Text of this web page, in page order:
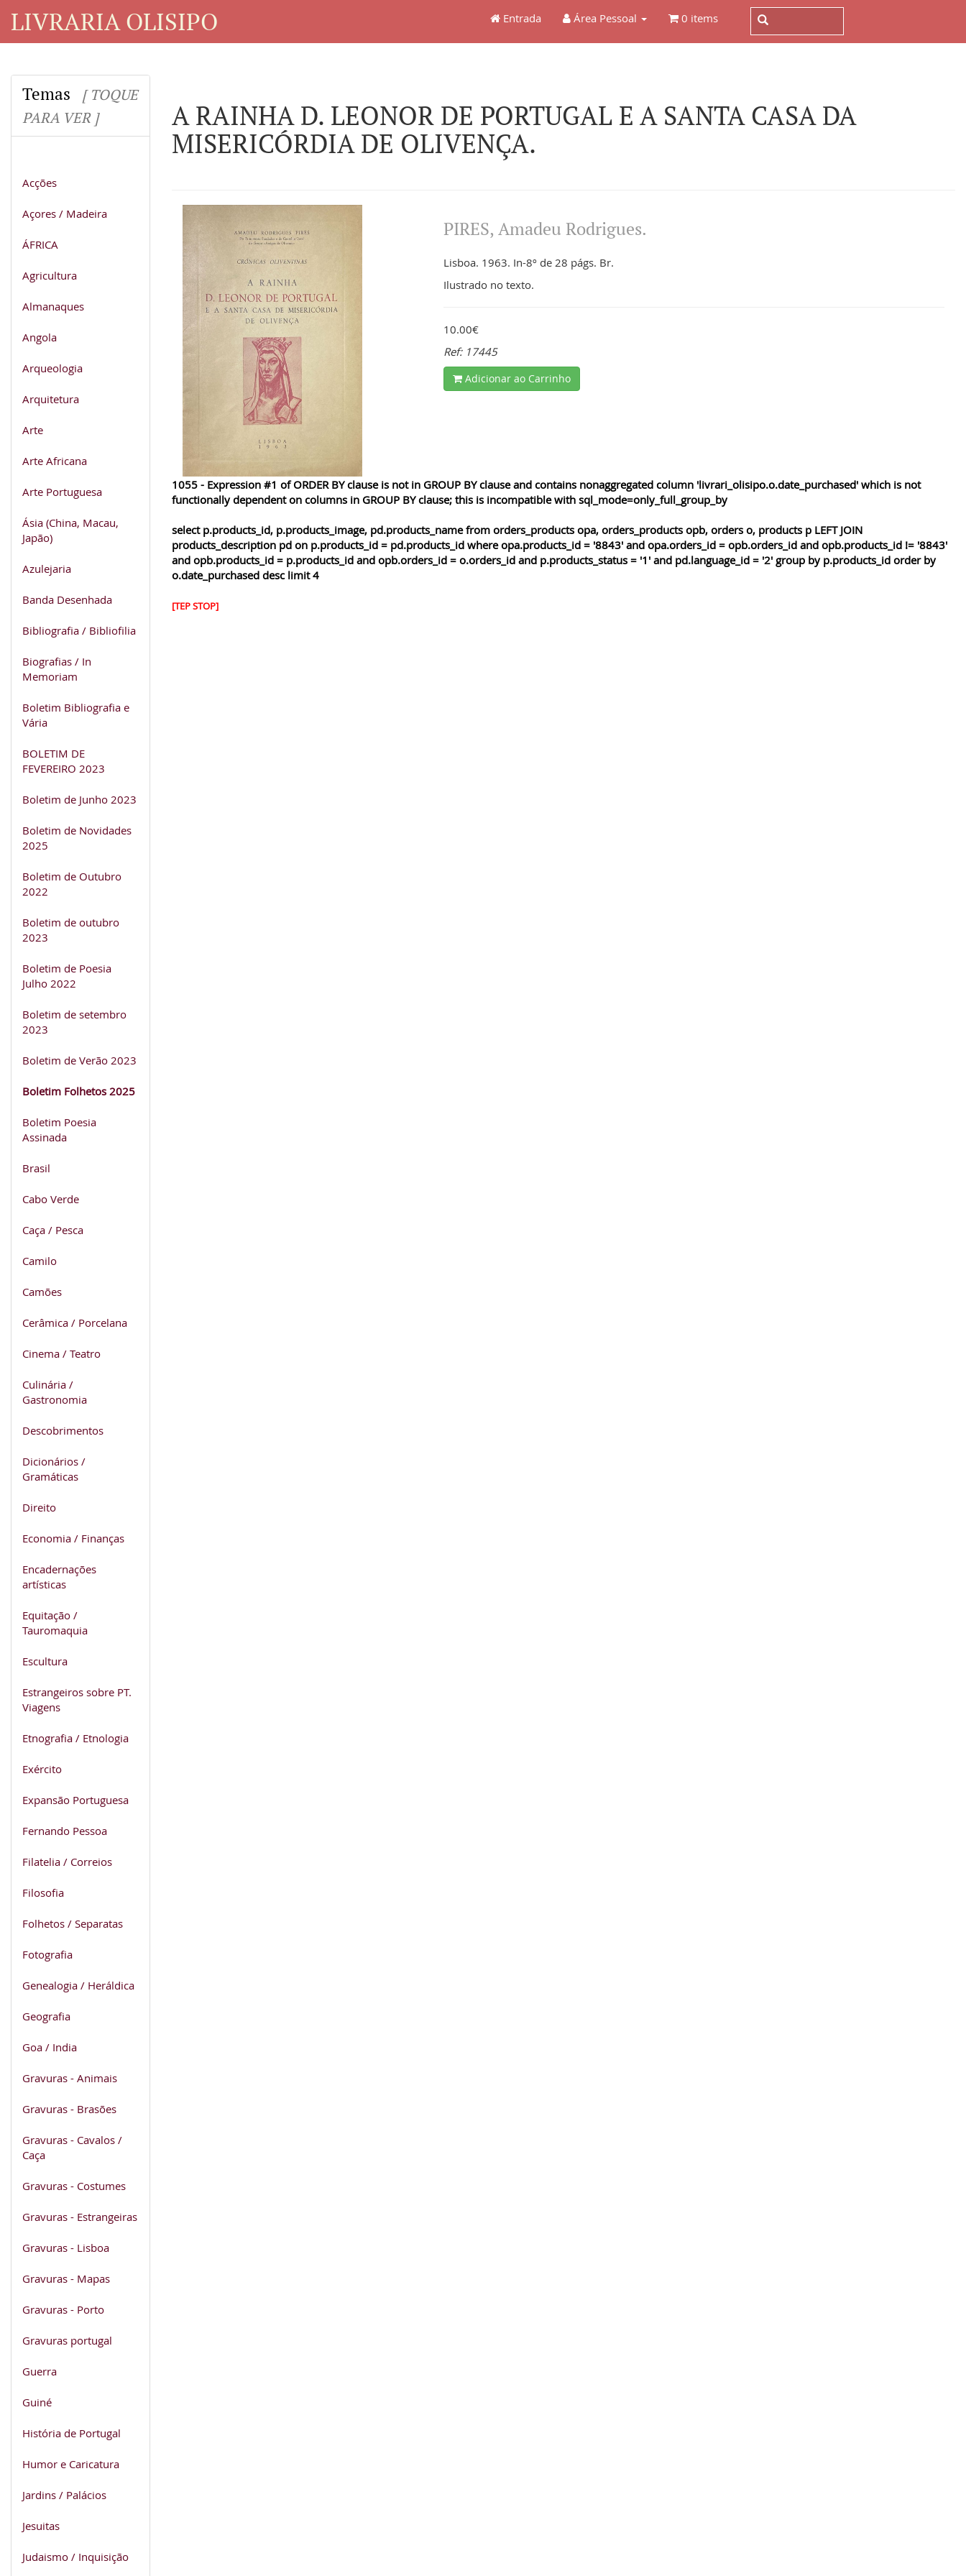
LIVRARIA OLISIPO Entrada Área Pessoal 0 items
Temas
[ TOQUE
PARA VER ]
Acções
Açores / Madeira
ÁFRICA
Agricultura
Almanaques
Angola
Arqueologia
Arquitetura
Arte
Arte Africana
Arte Portuguesa
Ásia (China, Macau,
Japão)
Azulejaria
Banda Desenhada
Bibliografia / Bibliofilia
Biografias / In
Memoriam
Boletim Bibliografia e
Vária
BOLETIM DE
FEVEREIRO 2023
Boletim de Junho 2023
Boletim de Novidades
2025
Boletim de Outubro
2022
Boletim de outubro
2023
Boletim de Poesia
Julho 2022
Boletim de setembro
2023
Boletim de Verão 2023
Boletim Folhetos 2025
Boletim Poesia
Assinada
Brasil
Cabo Verde
Caça / Pesca
Camilo
Camões
Cerâmica / Porcelana
Cinema / Teatro
Culinária /
Gastronomia
Descobrimentos
Dicionários /
Gramáticas
Direito
Economia / Finanças
Encadernações
artísticas
Equitação /
Tauromaquia
Escultura
Estrangeiros sobre PT.
Viagens
Etnografia / Etnologia
Exército
Expansão Portuguesa
Fernando Pessoa
Filatelia / Correios
Filosofia
Folhetos / Separatas
Fotografia
Genealogia / Heráldica
Geografia
Goa / India
Gravuras - Animais
Gravuras - Brasões
Gravuras - Cavalos /
Caça
Gravuras - Costumes
Gravuras - Estrangeiras
Gravuras - Lisboa
Gravuras - Mapas
Gravuras - Porto
Gravuras portugal
Guerra
Guiné
História de Portugal
Humor e Caricatura
Jardins / Palácios
Jesuitas
Judaismo / Inquisição
A RAINHA D. LEONOR DE PORTUGAL E A SANTA CASA DA
MISERICÓRDIA DE OLIVENÇA.
PIRES, Amadeu Rodrigues.
Lisboa. 1963. In-8º de 28 págs. Br.
Ilustrado no texto.
10.00€
Ref: 17445
Adicionar ao Carrinho
1055 - Expression #1 of ORDER BY clause is not in GROUP BY clause and contains nonaggregated column 'livrari_olisipo.o.date_purchased' which is not
functionally dependent on columns in GROUP BY clause; this is incompatible with sql_mode=only_full_group_by
select p.products_id, p.products_image, pd.products_name from orders_products opa, orders_products opb, orders o, products p LEFT JOIN
products_description pd on p.products_id = pd.products_id where opa.products_id = '8843' and opa.orders_id = opb.orders_id and opb.products_id != '8843'
and opb.products_id = p.products_id and opb.orders_id = o.orders_id and p.products_status = '1' and pd.language_id = '2' group by p.products_id order by
o.date_purchased desc limit 4
[TEP STOP]